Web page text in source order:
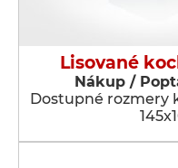
Lisované
Nákup /
Dostupné rozmery